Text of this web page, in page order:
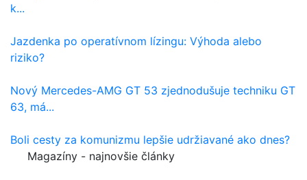
k...
Jazdenka po operatívnom lízingu: Výhoda alebo
riziko?
Nový Mercedes-AMG GT 53 zjednodušuje techniku GT
63, má...
Boli cesty za komunizmu lepšie udržiavané ako dnes?
Magazíny - najnovšie články